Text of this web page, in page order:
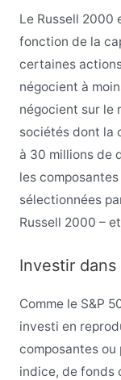
Le Russell 2000
fonction de la
certaines
négocient à
négocient sur le
sociétés dont la
à 30 millions de
les
sélectionnées
Russell 2000 –
Investir
Comme le S&P
investi en
composantes
indice, de fonds